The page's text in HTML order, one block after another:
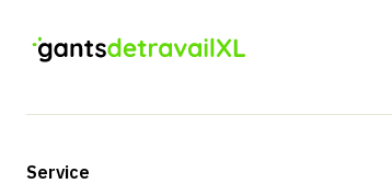
Service